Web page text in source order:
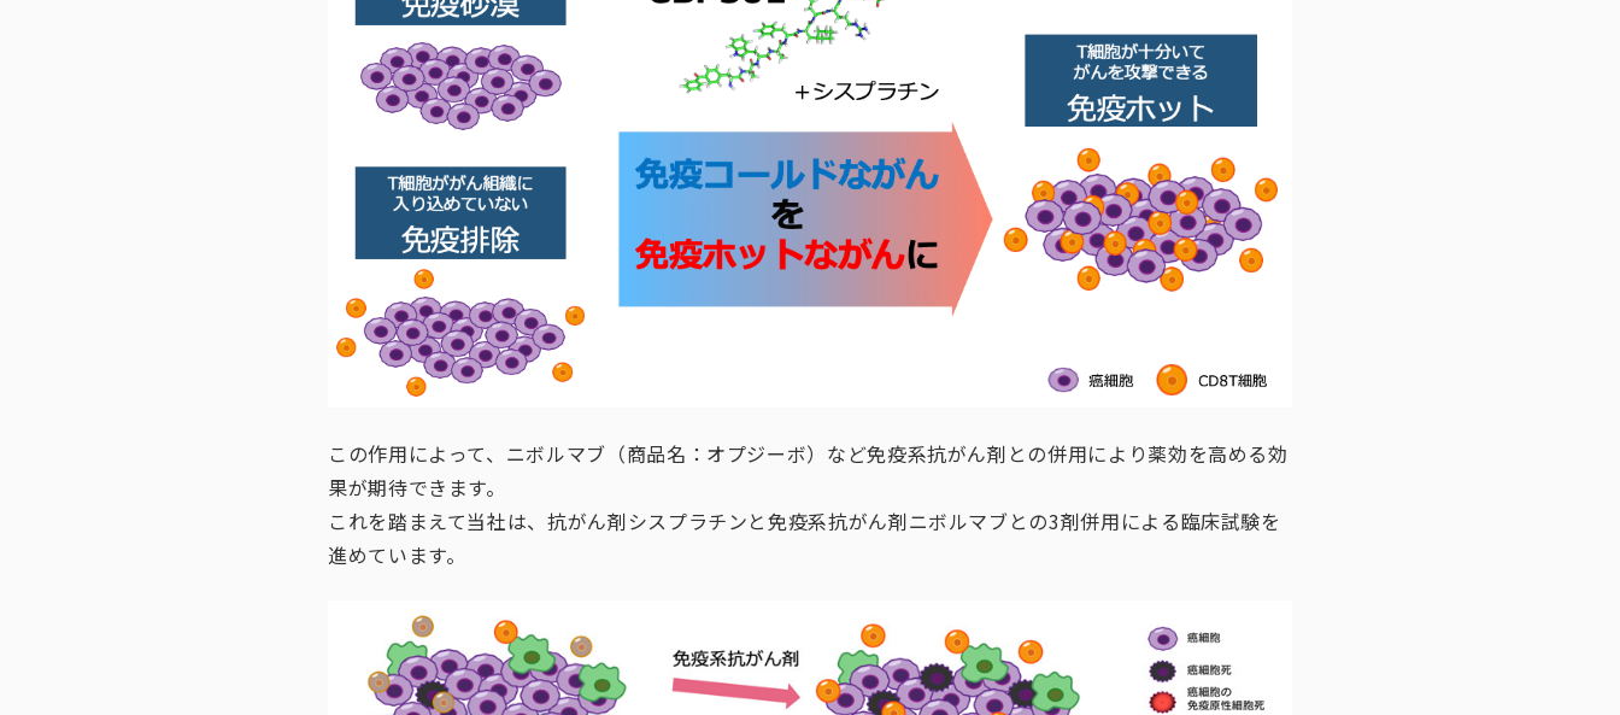
この作用によって、ニボルマブ（商品名：オプジーボ）など免疫系抗がん剤との併用により薬効を高める効
果が期待できます。
これを踏まえて当社は、抗がん剤シスプラチンと免疫系抗がん剤ニボルマブとの3剤併用による臨床試験を
進めています。